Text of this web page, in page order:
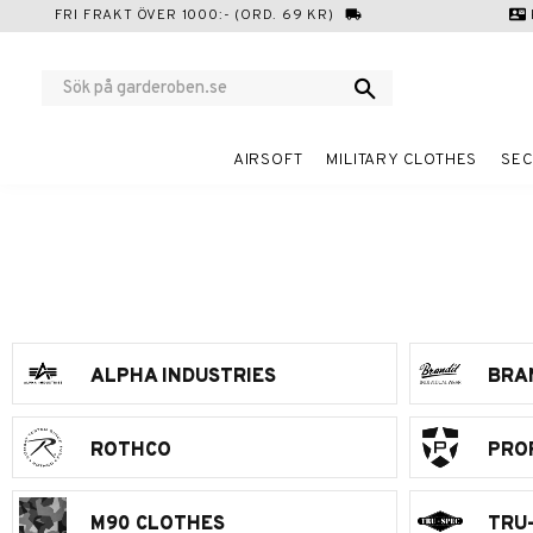
FRI FRAKT ÖVER 1000:- (ORD. 69 KR) local_shipping contact_mail
AIRSOFT MILITARY CLOTHES
ALPHA INDUSTRIES
ROTHCO
M90 CLOTHES